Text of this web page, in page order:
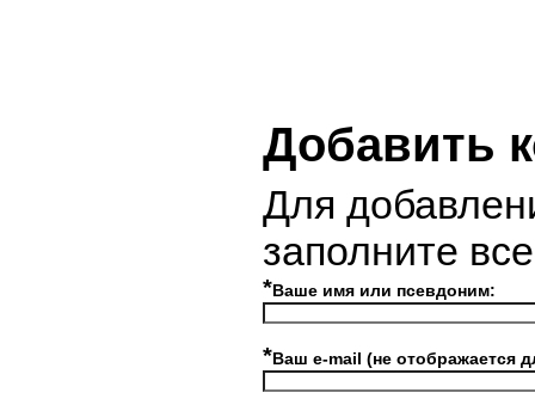
Добавить
Для
заполните
*Ваше имя или псевдоним:
*Ваш e-mail (не отображается